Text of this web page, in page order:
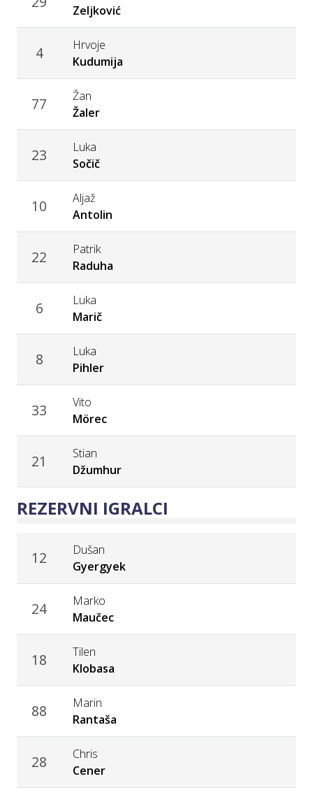
Zeljković
4
Hrvoje
Kudumija
77
Žan
Žaler
23
Luka
Sočič
10
Aljaž
Antolin
22
Patrik
Raduha
6
Luka
Marič
8
Luka
Pihler
33
Vito
Mörec
21
Stian
Džumhur
REZERVNI IGRALCI
12
Dušan
Gyergyek
24
Marko
Maučec
18
Tilen
Klobasa
88
Marin
Rantaša
28
Chris
Cener